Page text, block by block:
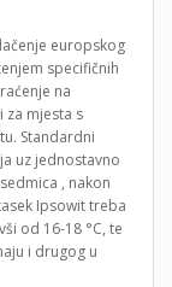
europskog
specifičnih
na
za mjesta s
Standardni
uz jednostavno
, nakon
Ipsowit treba
od 16-18 °C, te
i drugog u